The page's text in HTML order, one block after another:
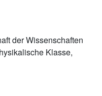
der Wissenschaften
Klasse,